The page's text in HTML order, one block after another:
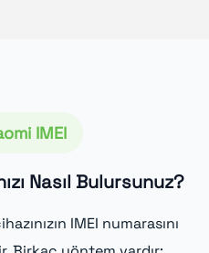
IMEI
Nasıl Bulursunuz?
IMEI numarasını